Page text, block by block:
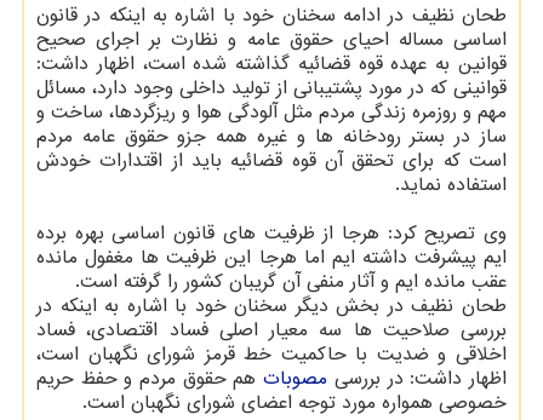
طحان نظیف در ادامه سخنان خود با اشاره به اینكه در قانون
اساسی مساله احیای حقوق عامه و نظارت بر اجرای صحیح
قوانین به عهده قوه قضائیه گذاشته شده است، اظهار داشت:
قوانینی كه در مورد پشتیبانی از تولید داخلی وجود دارد، مسائل
مهم و روزمره زندگی مردم مثل آلودگی هوا و ریزگردها، ساخت و
ساز در بستر رودخانه ها و غیره همه جزو حقوق عامه مردم
است كه برای تحقق آن قوه قضائیه باید از اقتدارات خودش
استفاده نماید.
وی تصریح كرد: هرجا از ظرفیت های قانون اساسی بهره برده
ایم پیشرفت داشته ایم اما هرجا این ظرفیت ها مغفول مانده
عقب مانده ایم و آثار منفی آن گریبان كشور را گرفته است.
طحان نظیف در بخش دیگر سخنان خود با اشاره به اینكه در
بررسی صلاحیت ها سه معیار اصلی فساد اقتصادی، فساد
اخلاقی و ضدیت با حاكمیت خط قرمز شورای نگهبان است،
اظهار داشت: در بررسی مصوباتهم حقوق مردم و حفظ حریم
خصوصی همواره مورد توجه اعضای شورای نگهبان است.